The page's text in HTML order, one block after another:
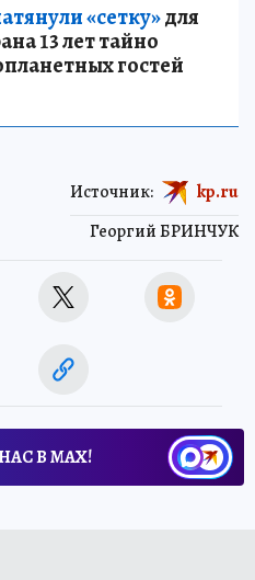
«сетку»для
13 лет тайно
гостей
Георгий БРИНЧУК
Источник: kp.ru
В МАХ!